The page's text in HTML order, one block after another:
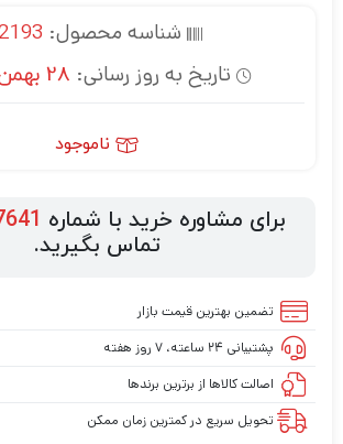
شناسه محصول:
تاریخ به روز رسانی: 28 بهمن 1403
ناموجود
برای مشاوره خرید با شماره
تماس بگیرید.
تضمین بهترین قیمت بازار
پشتیبانی ۲۴ ساعته، ۷ روز هفته
اصالت کالاها از برترین برندها
تحویل سریع در کمترین زمان ممکن